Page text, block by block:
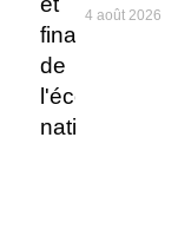
4 août 2026